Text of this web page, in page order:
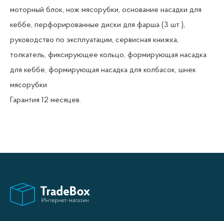
моторный блок, нож мясорубки, основание насадки для
кеббе, перфорированные диски для фарша (3 шт.),
руководство по эксплуатации, сервисная книжка,
толкатель, фиксирующее кольцо, формирующая насадка
для кеббе, формирующая насадка для колбасок, шнек
мясорубки
Гарантия 12 месяцев.